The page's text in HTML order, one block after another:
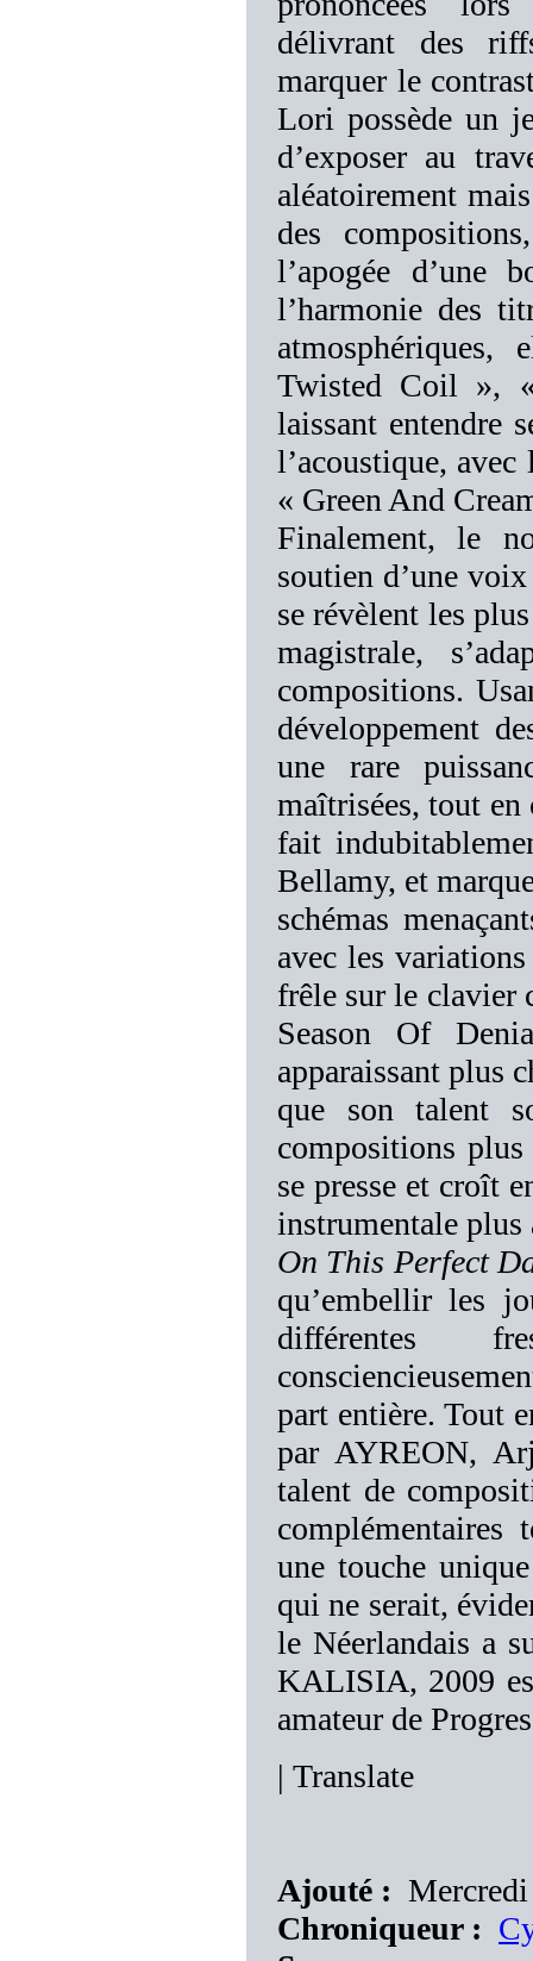
délivrant des
marquer le
Lori possède un
d’exposer au
aléatoirement
des
l’apogée d’une
l’harmonie des
Twisted Coil »,
laissant entendre
l’acoustique,
« Green And
Finalement, le
soutien d’une
se révèlent les
magistrale,
compositions.
développement
une rare
maîtrisées, tout
fait
Bellamy, et
schémas
avec les
frêle sur le clavier
Season Of
apparaissant plus
que son talent
compositions
se presse et croît
instrumentale plus
On This Perfect
qu’embellir les
différentes
part entière. Tout
par AYREON,
talent de
complémentaires
une touche
qui ne serait,
le Néerlandais a
KALISIA, 2009
amateur de
| Translate
Ajouté :
Chroniqueur :